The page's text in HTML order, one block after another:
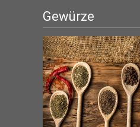
Gewürze